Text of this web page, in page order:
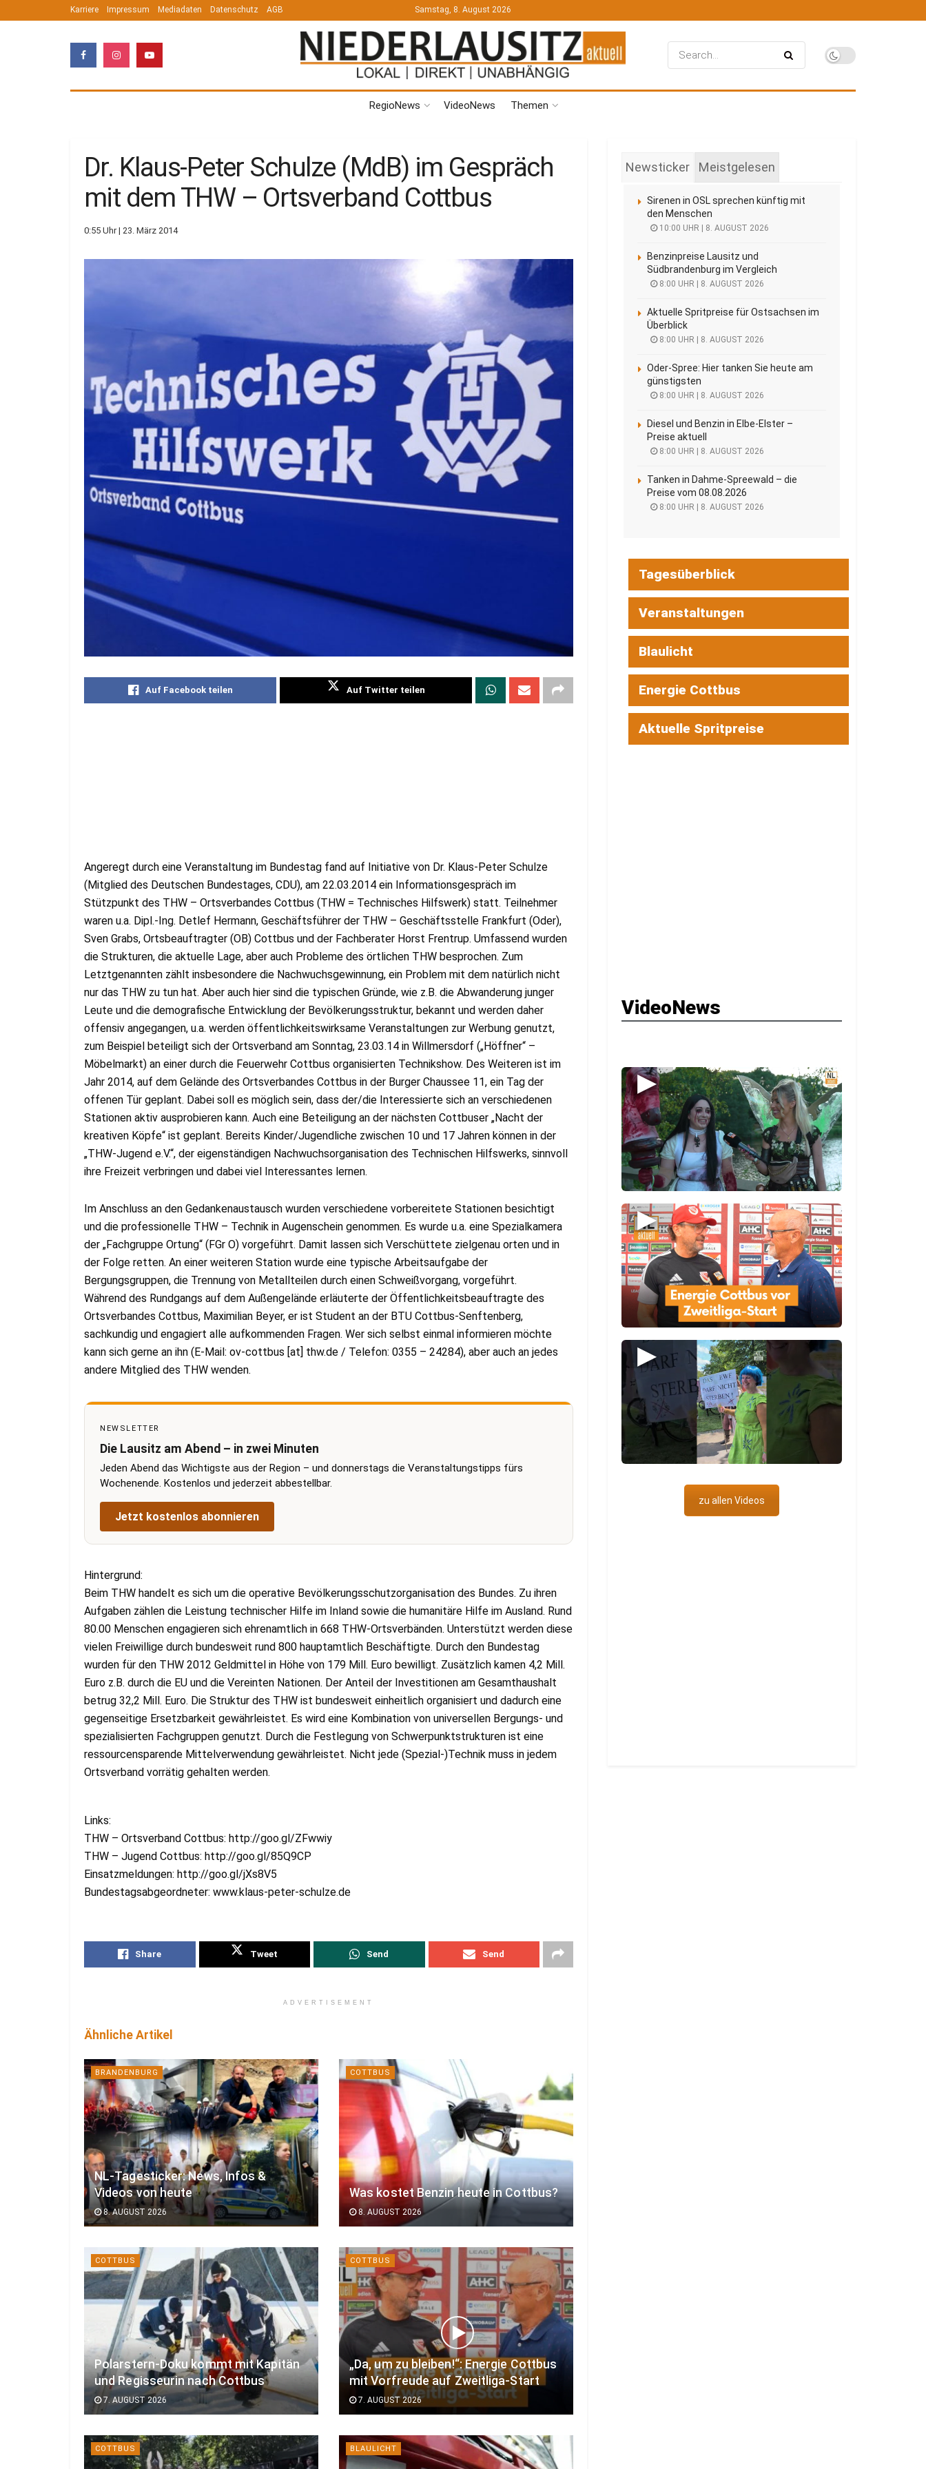
Karriere Impressum Mediadaten Datenschutz AGB Samstag, 8. August 2026
RegioNews VideoNews Themen
Dr. Klaus-Peter Schulze (MdB) im Gespräch
mit dem THW – Ortsverband Cottbus
0:55 Uhr | 23. März 2014
Auf Facebook teilen Auf Twitter teilen
Angeregt durch eine Veranstaltung im Bundestag fand auf Initiative von Dr. Klaus-Peter Schulze
(Mitglied des Deutschen Bundestages, CDU), am 22.03.2014 ein Informationsgespräch im
Stützpunkt des THW – Ortsverbandes Cottbus (THW = Technisches Hilfswerk) statt. Teilnehmer
waren u.a. Dipl.-Ing. Detlef Hermann, Geschäftsführer der THW – Geschäftsstelle Frankfurt (Oder),
Sven Grabs, Ortsbeauftragter (OB) Cottbus und der Fachberater Horst Frentrup. Umfassend wurden
die Strukturen, die aktuelle Lage, aber auch Probleme des örtlichen THW besprochen. Zum
Letztgenannten zählt insbesondere die Nachwuchsgewinnung, ein Problem mit dem natürlich nicht
nur das THW zu tun hat. Aber auch hier sind die typischen Gründe, wie z.B. die Abwanderung junger
Leute und die demografische Entwicklung der Bevölkerungsstruktur, bekannt und werden daher
offensiv angegangen, u.a. werden öffentlichkeitswirksame Veranstaltungen zur Werbung genutzt,
zum Beispiel beteiligt sich der Ortsverband am Sonntag, 23.03.14 in Willmersdorf („Höffner“ –
Möbelmarkt) an einer durch die Feuerwehr Cottbus organisierten Technikshow. Des Weiteren ist im
Jahr 2014, auf dem Gelände des Ortsverbandes Cottbus in der Burger Chaussee 11, ein Tag der
offenen Tür geplant. Dabei soll es möglich sein, dass der/die Interessierte sich an verschiedenen
Stationen aktiv ausprobieren kann. Auch eine Beteiligung an der nächsten Cottbuser „Nacht der
kreativen Köpfe“ ist geplant. Bereits Kinder/Jugendliche zwischen 10 und 17 Jahren können in der
„THW-Jugend e.V.“, der eigenständigen Nachwuchsorganisation des Technischen Hilfswerks, sinnvoll
ihre Freizeit verbringen und dabei viel Interessantes lernen.
Im Anschluss an den Gedankenaustausch wurden verschiedene vorbereitete Stationen besichtigt
und die professionelle THW – Technik in Augenschein genommen. Es wurde u.a. eine Spezialkamera
der „Fachgruppe Ortung“ (FGr O) vorgeführt. Damit lassen sich Verschüttete zielgenau orten und in
der Folge retten. An einer weiteren Station wurde eine typische Arbeitsaufgabe der
Bergungsgruppen, die Trennung von Metallteilen durch einen Schweißvorgang, vorgeführt.
Während des Rundgangs auf dem Außengelände erläuterte der Öffentlichkeitsbeauftragte des
Ortsverbandes Cottbus, Maximilian Beyer, er ist Student an der BTU Cottbus-Senftenberg,
sachkundig und engagiert alle aufkommenden Fragen. Wer sich selbst einmal informieren möchte
kann sich gerne an ihn (E-Mail: ov-cottbus [at] thw.de / Telefon: 0355 – 24284), aber auch an jedes
andere Mitglied des THW wenden.
NEWSLETTER
Die Lausitz am Abend – in zwei Minuten
Jeden Abend das Wichtigste aus der Region – und donnerstags die Veranstaltungstipps fürs
Wochenende. Kostenlos und jederzeit abbestellbar.
Jetzt kostenlos abonnieren
Hintergrund:
Beim THW handelt es sich um die operative Bevölkerungsschutzorganisation des Bundes. Zu ihren
Aufgaben zählen die Leistung technischer Hilfe im Inland sowie die humanitäre Hilfe im Ausland. Rund
80.00 Menschen engagieren sich ehrenamtlich in 668 THW-Ortsverbänden. Unterstützt werden diese
vielen Freiwillige durch bundesweit rund 800 hauptamtlich Beschäftigte. Durch den Bundestag
wurden für den THW 2012 Geldmittel in Höhe von 179 Mill. Euro bewilligt. Zusätzlich kamen 4,2 Mill.
Euro z.B. durch die EU und die Vereinten Nationen. Der Anteil der Investitionen am Gesamthaushalt
betrug 32,2 Mill. Euro. Die Struktur des THW ist bundesweit einheitlich organisiert und dadurch eine
gegenseitige Ersetzbarkeit gewährleistet. Es wird eine Kombination von universellen Bergungs- und
spezialisierten Fachgruppen genutzt. Durch die Festlegung von Schwerpunktstrukturen ist eine
ressourcensparende Mittelverwendung gewährleistet. Nicht jede (Spezial-)Technik muss in jedem
Ortsverband vorrätig gehalten werden.
Links:
THW – Ortsverband Cottbus: http://goo.gl/ZFwwiy
THW – Jugend Cottbus: http://goo.gl/85Q9CP
Einsatzmeldungen: http://goo.gl/jXs8V5
Bundestagsabgeordneter: www.klaus-peter-schulze.de
Share Tweet Send Send
ADVERTISEMENT
Ähnliche Artikel
BRANDENBURG
NL-Tagesticker: News, Infos &
Videos von heute
8. AUGUST 2026
COTTBUS
Was kostet Benzin heute in Cottbus?
8. AUGUST 2026
COTTBUS
Polarstern-Doku kommt mit Kapitän
und Regisseurin nach Cottbus
7. AUGUST 2026
COTTBUS
„Da, um zu bleiben!“: Energie Cottbus
mit Vorfreude auf Zweitliga-Start
7. AUGUST 2026
COTTBUS BLAULICHT
Newsticker Meistgelesen
Sirenen in OSL sprechen künftig mit
den Menschen
10:00 UHR | 8. AUGUST 2026
Benzinpreise Lausitz und
Südbrandenburg im Vergleich
8:00 UHR | 8. AUGUST 2026
Aktuelle Spritpreise für Ostsachsen im
Überblick
8:00 UHR | 8. AUGUST 2026
Oder-Spree: Hier tanken Sie heute am
günstigsten
8:00 UHR | 8. AUGUST 2026
Diesel und Benzin in Elbe-Elster –
Preise aktuell
8:00 UHR | 8. AUGUST 2026
Tanken in Dahme-Spreewald – die
Preise vom 08.08.2026
8:00 UHR | 8. AUGUST 2026
Tagesüberblick
Veranstaltungen
Blaulicht
Energie Cottbus
Aktuelle Spritpreise
VideoNews
▶
▶
▶
zu allen Videos